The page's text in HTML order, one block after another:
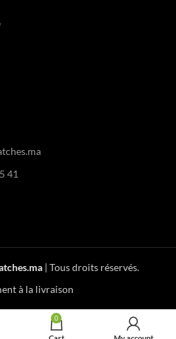
41
| Tous droits réservés.
à la livraison
0